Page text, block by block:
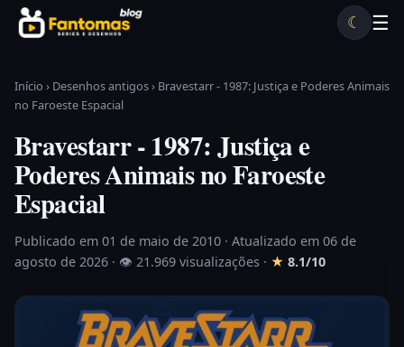
Pular para o conteúdo
☰
☾
Início › Desenhos antigos› Bravestarr - 1987: Justiça e Poderes Animais
no Faroeste Espacial
Bravestarr - 1987: Justiça e
Poderes Animais no Faroeste
Espacial
Publicado em 01 de maio de 2010 · Atualizado em 06 de
agosto de 2026 · 👁 21.969 visualizações · ★ 8.1/10